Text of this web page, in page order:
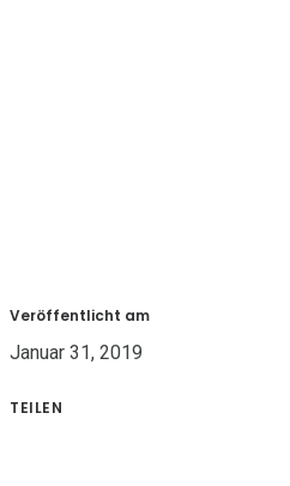
Veröffentlicht am
Januar 31, 2019
TEILEN